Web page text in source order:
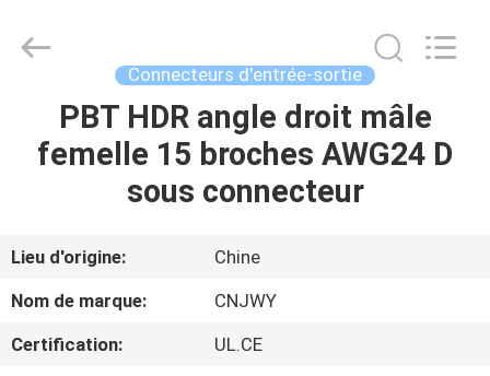
MAISON
PRODUITS
AU
SUJET
DE
Electronic
Connecteurs d'entrée-sortie
PBT HDR angle droit mâle
femelle 15 broches AWG24 D
sous connecteur
Lieu d'origine:
Chine
Nom de marque:
CNJWY
Certification:
UL.CE